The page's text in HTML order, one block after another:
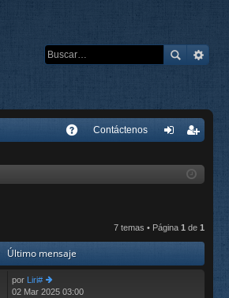
Contáctenos
ar
ist
rs
7 temas • Página 1 de 1
Último mensaje
por Liri#
er
02 Mar 2025 03:00